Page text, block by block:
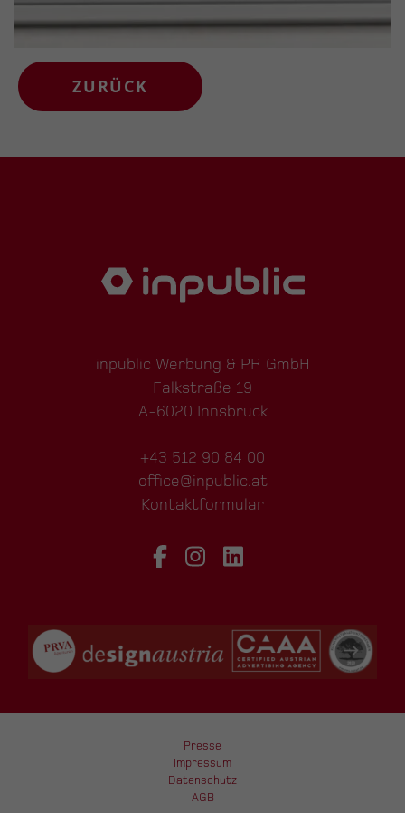
ZURÜCK
inpublic Werbung & PR GmbH
Falkstraße 19
A-6020 Innsbruck
+43 512 90 84 00
office@inpublic.at
Kontaktformular
Presse
Impressum
Datenschutz
AGB